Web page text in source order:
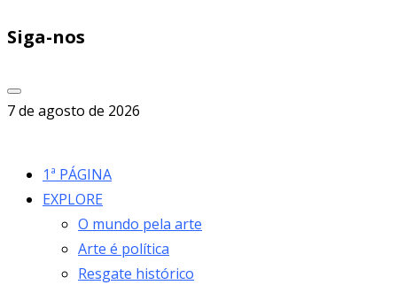
Siga-nos
7 de agosto de 2026
1ª PÁGINA
EXPLORE
O mundo pela arte
Arte é política
Resgate histórico